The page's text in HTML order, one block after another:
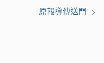
原報導傳送門